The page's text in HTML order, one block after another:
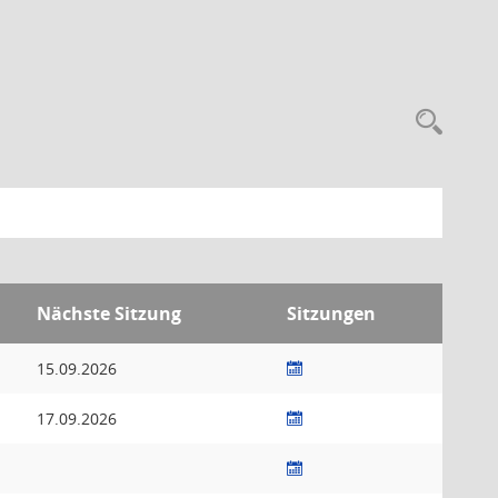
Nächste Sitzung Sitzungen
15.09.2026
17.09.2026